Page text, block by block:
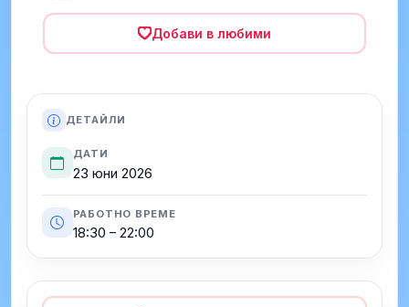
Добави в любими
ДЕТАЙЛИ
ДАТИ
23 юни 2026
РАБОТНО ВРЕМЕ
18:30 – 22:00